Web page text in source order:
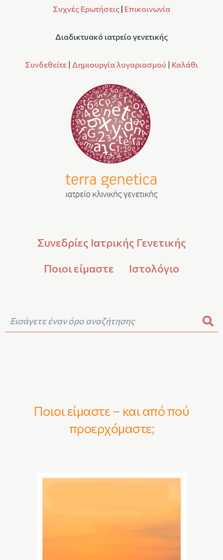
Συχνές Ερωτήσεις | Επικοινωνία
Διαδικτυακό ιατρείο γενετικής
Συνδεθείτε | Δημιουργία λογαριασμού | Καλάθι
Συνεδρίες Ιατρικής Γενετικής
Ποιοι είμαστε
Ιστολόγιο
Ποιοι είμαστε – και από πού
προερχόμαστε;